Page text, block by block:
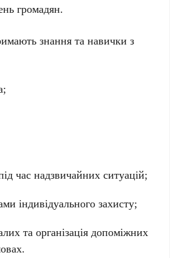
громадян.
знання та навички з
час надзвичайних ситуацій;
індивідуального захисту;
та організація допоміжних